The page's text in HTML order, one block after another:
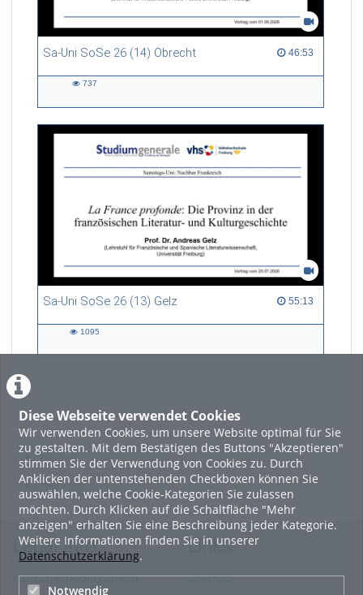
Diese Webseite verwendet Cookies
Wir verwenden Cookies, um unsere Website optimal für Sie
zu gestalten. Mit dem Bestätigen des Buttons "Akzeptieren"
stimmen Sie der Verwendung von Cookies zu. Durch
Anklicken der untenstehenden Checkboxen können Sie
auswählen, welche Cookie-Kategorien Sie zulassen
möchten. Durch Klicken auf die Schaltfläche "Mehr
anzeigen" erhalten Sie eine Beschreibung jeder Kategorie.
Weitere Informationen finden Sie in unserer
Datenschutzerklärung.
Notwendig
Sa-Uni SoSe 26 (14) Obrecht 46:53
46:53 duration
737
Sa-Uni SoSe 26 (13) Gelz 55:13
55:13 duration
1095
LADE MEHR
Featured
Beliebtheit
Legal Info
Nutzungsbedingungen
Links
Sitemap